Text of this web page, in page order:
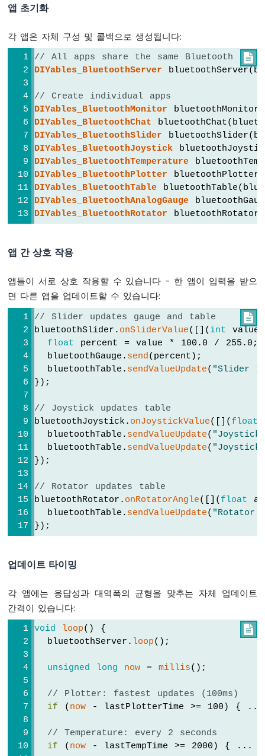
이
우
노
-
도
센
아
두
이
센
가
작
동
시
      bluetoothMonitor.
      bluetoothMonitor.
send
      bluetoothMonitor.
send ("Joystick X="
      bluetoothMonitor.
send("Temp=" +
      bluetoothMonitor.
send
    }
else if (message == "LED_ON") {
digitalWrite(LED_BUILTIN, HIGH);
      bluetoothMonitor.
send("LED turned
    }
else if (message == "LED_OFF") {
digitalWrite(LED_BUILTIN, LOW);
      bluetoothMonitor.
send("LED turned
    }
else {
      bluetoothMonitor.
send( "Unknown: " +
    }
  });
// ---- Chat callbacks ----
Serial
println "Chat: "
+ message);
    bluetoothChat.
send ( "Echo: " +
if (message.equalsIgnoreCase ( "ping"))
      bluetoothChat.
send("pong!");
    }
else if (message. equalsIgnoreCase(
      bluetoothChat.
send("Uptime: "
    }
  });
// ---- Slider callbacks ----
  bluetoothSlider.
onSliderValue([](int
    currentSlider1 = slider1;
    currentSlider2 = slider2;
// Update gauge based on slider 1
    currentGaugeValue =
map(slider1, 0,
    bluetoothGauge.
    bluetoothTable.
    bluetoothTable.
sendValueUpdate ("Gauge
  });
  bluetoothSlider.
    bluetoothSlider.
send(currentSlider1,
  bluetoothJoystick.
onJoystickValue([](
    currentJoystickX = x;
Serial.print ( "Joystick X: ");
Serial . print(", Y: " ); Serial println
앱 초기화
각 앱은 자체 구성 및 콜백으로 생성됩니다:

// All apps share the same Bluetooth
DIYables_BluetoothServer
// Create individual apps
DIYables_BluetoothMonitor
DIYables_BluetoothChat
DIYables_BluetoothSlider
DIYables_BluetoothJoystick
DIYables_BluetoothTemperature
DIYables_BluetoothPlotter
DIYables_BluetoothTable
DIYables_BluetoothAnalogGauge
DIYables_BluetoothRotator
앱 간 상호 작용
앱들이 서로 상호 작용할 수 있습니다 - 한 앱이 입력을 받으
면 다른 앱을 업데이트할 수 있습니다:

// Slider updates gauge and table
bluetoothSlider. onSliderValue([]( int
float percent = value * 100.0 / 255.0;
  bluetoothGauge.
send(percent);
  bluetoothTable.
sendValueUpdate( "Slider
});
// Joystick updates table
bluetoothJoystick. onJoystickValue([]( float
  bluetoothTable.
sendValueUpdate( "Joystick
  bluetoothTable.
sendValueUpdate( "Joystick
});
// Rotator updates table
bluetoothRotator. onRotatorAngle([]( float
  bluetoothTable.
sendValueUpdate( "Rotator
});
업데이트 타이밍
각 앱에는 응답성과 대역폭의 균형을 맞추는 자체 업데이트
간격이 있습니다:

void loop() {
  bluetoothServer.
loop();
unsigned long now = millis();
// Plotter: fastest updates (100ms)
if ( now - lastPlotterTime >= 100) {
// Temperature: every 2 seconds
if ( now - lastTempTime >= 2000) { ... }